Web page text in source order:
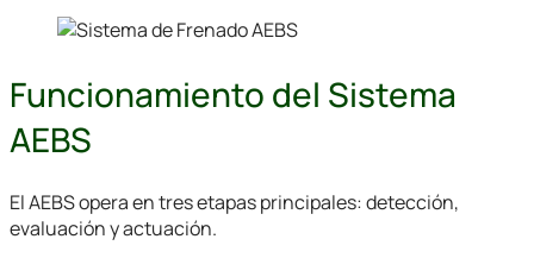
Funcionamiento del Sistema
AEBS
El AEBS opera en tres etapas principales: detección,
evaluación y actuación.